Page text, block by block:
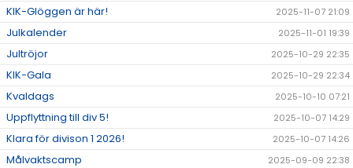
KIK-Glöggen är här! 2025-11-07 21:09
Julkalender 2025-11-01 19:39
Jultröjor 2025-10-29 22:35
KIK-Gala 2025-10-29 22:34
Kvaldags 2025-10-10 07:21
Uppflyttning till div 5! 2025-10-07 14:29
Klara för divison 1 2026! 2025-10-07 14:26
Målvaktscamp 2025-09-09 22:38